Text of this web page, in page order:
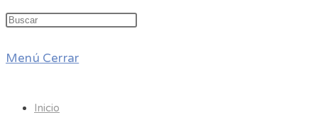
Menú Cerrar
Inicio